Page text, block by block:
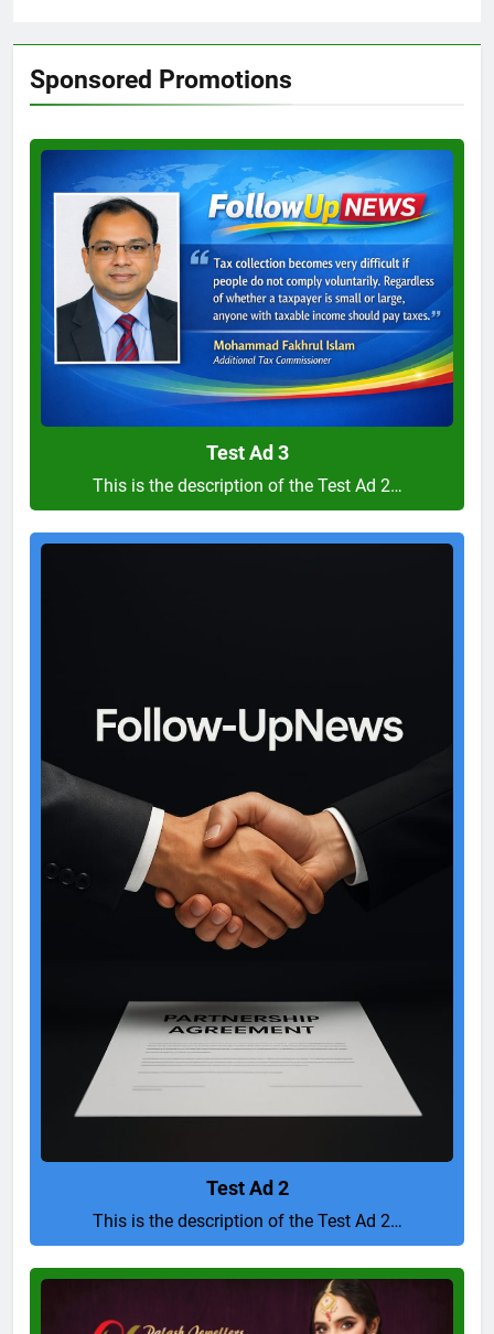
Sponsored Promotions
Test
Ad
3
Test Ad 3
This is the description of the Test Ad 2…
Test Ad 2
This is the description of the Test Ad 2…